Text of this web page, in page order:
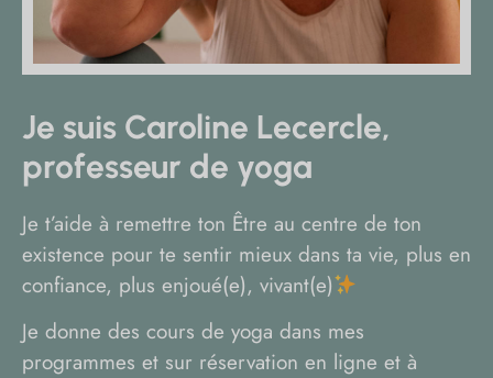
Je suis Caroline Lecercle,
professeur de yoga
Je t’aide à remettre ton Être au centre de ton
existence pour te sentir mieux dans ta vie, plus en
confiance, plus enjoué(e), vivant(e)
Je donne des cours de yoga dans mes
programmes et sur réservation en ligne et à